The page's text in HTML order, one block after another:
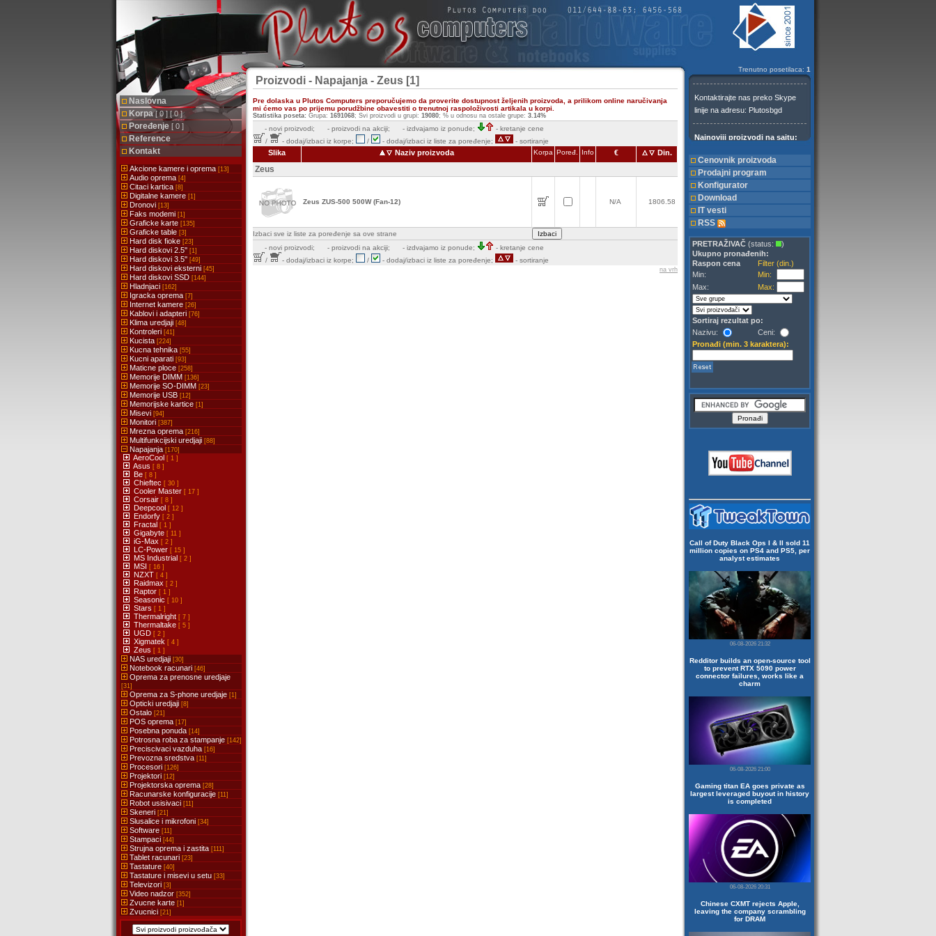
Trenutno posetilaca: 1
Naslovna
Korpa[ 0 ] [ 0 ]
Poređenje [ 0 ]
Reference
Kontakt
Akcione kamere i oprema [13]
Audio oprema [4]
Citaci kartica [8]
Digitalne kamere [1]
Dronovi [13]
Faks modemi [1]
Graficke karte [135]
Graficke table [3]
Hard disk fioke [23]
Hard diskovi 2.5'' [1]
Hard diskovi 3.5'' [49]
Hard diskovi eksterni [45]
Hard diskovi SSD [144]
Hladnjaci [162]
Igracka oprema [7]
Internet kamere [26]
Kablovi i adapteri [76]
Klima uredjaji [48]
Kontroleri [41]
Kucista [224]
Kucna tehnika [55]
Kucni aparati [93]
Maticne ploce [258]
Memorije DIMM [136]
Memorije SO-DIMM [23]
Memorije USB [12]
Memorijske kartice [1]
Misevi [94]
Monitori [387]
Mrezna oprema [216]
Multifunkcijski uredjaji [88]
Napajanja [170]
AeroCool [ 1 ]
Asus [ 8 ]
Be [ 8 ]
Chieftec [ 30 ]
Cooler Master [ 17 ]
Corsair [ 8 ]
Deepcool [ 12 ]
Endorfy [ 2 ]
Fractal [ 1 ]
Gigabyte [ 11 ]
iG-Max [ 2 ]
LC-Power [ 15 ]
MS Industrial [ 2 ]
MSI [ 16 ]
NZXT [ 4 ]
Raidmax [ 2 ]
Raptor [ 1 ]
Seasonic [ 10 ]
Stars [ 1 ]
Thermalright [ 7 ]
Thermaltake [ 5 ]
UGD [ 2 ]
Xigmatek [ 4 ]
Zeus [ 1 ]
NAS uredjaji [30]
Notebook racunari [46]
Oprema za prenosne uredjaje
[31]
Oprema za S-phone uredjaje [1]
Opticki uredjaji [8]
Ostalo [21]
POS oprema [17]
Posebna ponuda [14]
Potrosna roba za stampanje [142]
Preciscivaci vazduha [16]
Prevozna sredstva [11]
Procesori [126]
Projektori [12]
Projektorska oprema [28]
Racunarske konfiguracije [11]
Robot usisivaci [11]
Skeneri [21]
Slusalice i mikrofoni [34]
Software [11]
Stampaci [44]
Strujna oprema i zastita [111]
Tablet racunari [23]
Tastature [40]
Tastature i misevi u setu [33]
Televizori [3]
Video nadzor [352]
Zvucne karte [1]
Zvucnici [21]
Proizvodi - Napajanja - Zeus [1]
Pre dolaska u Plutos Computers preporučujemo da proverite dostupnost željenih proizvoda, a prilikom online naručivanja
mi ćemo vas po prijemu porudžbine obavestiti o trenutnoj raspoloživosti artikala u korpi.
Statistika poseta: Grupa: 1691068; Svi proizvodi u grupi: 19080; % u odnosu na ostale grupe: 3.14%
- novi proizvodi; - proizvodi na akciji; - izdvajamo iz ponude;
- kretanje cene
/
- dodaj/izbaci iz korpe; / - dodaj/izbaci iz liste za poređenje; - sortiranje
Slika Naziv proizvoda Korpa Poređ. Info € Din.
Zeus
Zeus ZUS-500 500W (Fan-12) N/A 1806.58
Izbaci sve iz liste za poređenje sa ove strane
- novi proizvodi; - proizvodi na akciji; - izdvajamo iz ponude;
- kretanje cene
/
- dodaj/izbaci iz korpe; / - dodaj/izbaci iz liste za poređenje; - sortiranje
na vrh
Cenovnik proizvoda
Prodajni program
Konfigurator
Download
IT vesti
RSS
PRETRAŽIVAČ (status:
)
Ukupno pronađenih:
Raspon cena
Filter (din.)
Min:
Min:
Max:
Max:
Sortiraj rezultat po:
Nazivu:
Ceni:
Pronađi (min. 3 karaktera):
Call of Duty Black Ops I & II sold 11
million copies on PS4 and PS5, per
analyst estimates
06-08-2026 21:32
Redditor builds an open-source tool
to prevent RTX 5090 power
connector failures, works like a
charm
06-08-2026 21:00
Gaming titan EA goes private as
largest leveraged buyout in history
is completed
06-08-2026 20:31
Chinese CXMT rejects Apple,
leaving the company scrambling
for DRAM